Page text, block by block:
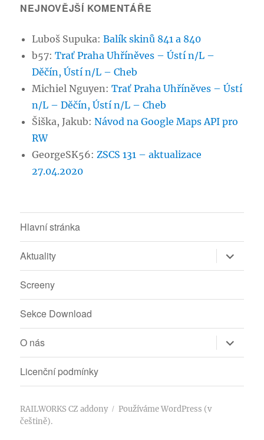
NEJNOVĚJŠÍ KOMENTÁŘE
Luboš Supuka:Balík skinů 841 a 840
b57:Trať Praha Uhříněves – Ústí n/L –
Děčín, Ústí n/L – Cheb
Michiel Nguyen:Trať Praha Uhříněves – Ústí
n/L – Děčín, Ústí n/L – Cheb
Šiška, Jakub:Návod na Google Maps API pro
RW
GeorgeSK56: ZSCS 131 – aktualizace
27.04.2020
Hlavní stránka
Aktuality Zobrazit
položky
Screeny
Sekce Download
O nás Zobrazit
položky
Licenční podmínky
RAILWORKS CZ addony
Používáme WordPress (v
češtině).